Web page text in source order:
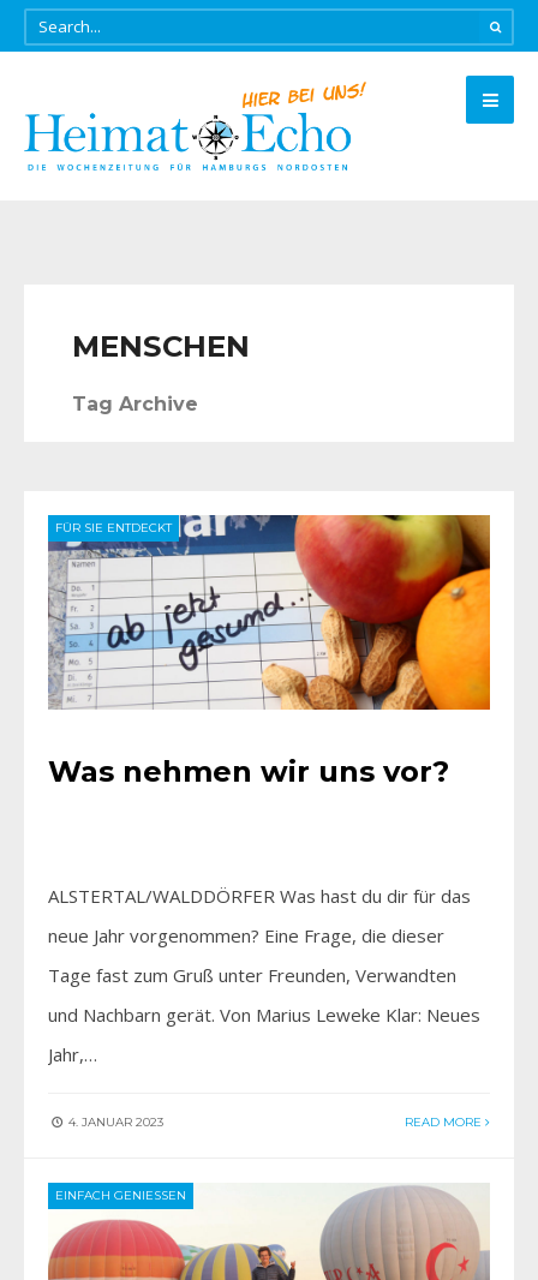
MENSCHEN
Tag Archive
FÜR SIE ENTDECKT
Was nehmen wir uns vor?
ALSTERTAL/WALDDÖRFER Was hast du dir für das
neue Jahr vorgenommen? Eine Frage, die dieser
Tage fast zum Gruß unter Freunden, Verwandten
und Nachbarn gerät. Von Marius Leweke Klar: Neues
Jahr,…
4. JANUAR 2023 READ MORE
EINFACH GENIESSEN